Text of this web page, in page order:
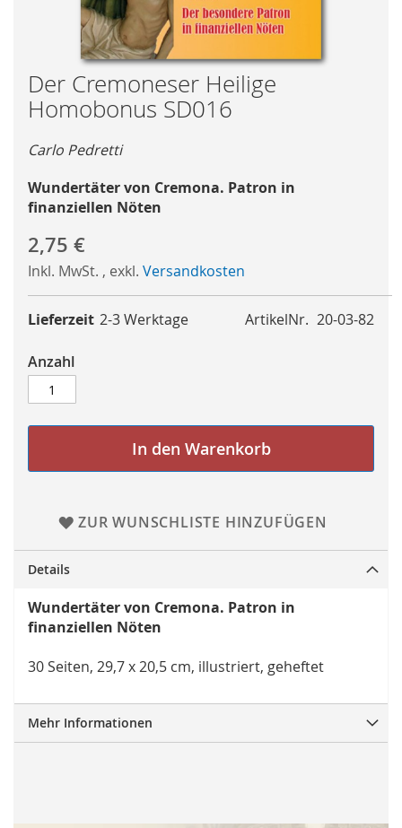
Skip
to
the
of
images
gallery
Der Cremoneser Heilige
Homobonus SD016
Carlo Pedretti
Wundertäter von Cremona. Patron in
finanziellen Nöten
2,75 €
Inkl. MwSt. , exkl. Versandkosten
ArtikelNr. 20-03-82
Lieferzeit 2-3 Werktage
Anzahl
In den Warenkorb
ZUR WUNSCHLISTE HINZUFÜGEN
Details
Wundertäter von Cremona. Patron in
finanziellen Nöten
30 Seiten, 29,7 x 20,5 cm, illustriert, geheftet
Mehr Informationen